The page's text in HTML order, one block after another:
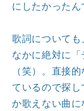
にしたかったん
歌詞について
なかに絶対に
（笑）。直接
ているので探
か歌えない曲